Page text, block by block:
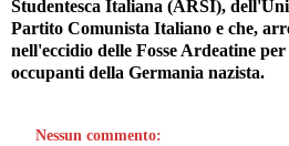
Studentesca Italiana (ARSI),
Partito Comunista Italiano e che,
nell'eccidio delle Fosse Ardeatine
occupanti della Germania nazista.
Nessun commento: